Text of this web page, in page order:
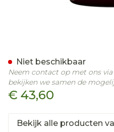
€ 43,60
Niet beschikbaar
Neem contact op met ons
bekijken we samen de
Bekijk alle producten